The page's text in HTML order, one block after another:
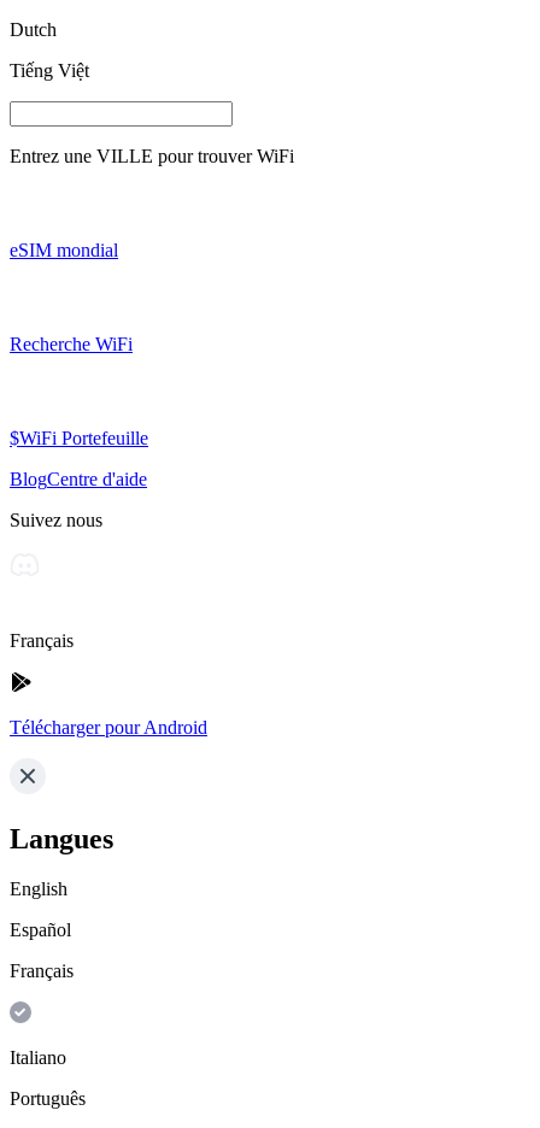
Dutch
Tiếng Việt
Entrez une VILLE pour trouver WiFi
eSIM mondial
Recherche WiFi
$WiFi Portefeuille
BlogCentre d'aide
Suivez nous
Français
Télécharger pour Android
Langues
English
Español
Français
Italiano
Português